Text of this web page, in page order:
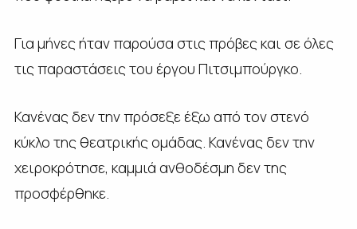
Για μήνες ήταν παρούσα στις πρόβες και σε όλες
τις παραστάσεις του έργου Πιτσιμπούργκο.
Κανένας δεν την πρόσεξε έξω από τον στενό
κύκλο της θεατρικής ομάδας. Κανένας δεν την
χειροκρότησε, καμμιά ανθοδέσμη δεν της
προσφέρθηκε.